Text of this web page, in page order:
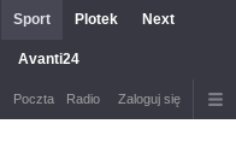
Sport Plotek Next
Avanti24
Poczta Radio Zaloguj się